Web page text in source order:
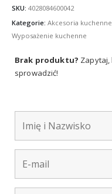
SKU: 4028084600042
Kategorie: Akcesoria kuchenne
Wyposażenie kuchenne
Brak produktu? Zapytaj,
sprowadzić!